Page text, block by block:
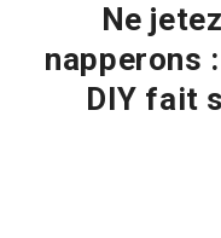
Ne
napperons
DIY fait